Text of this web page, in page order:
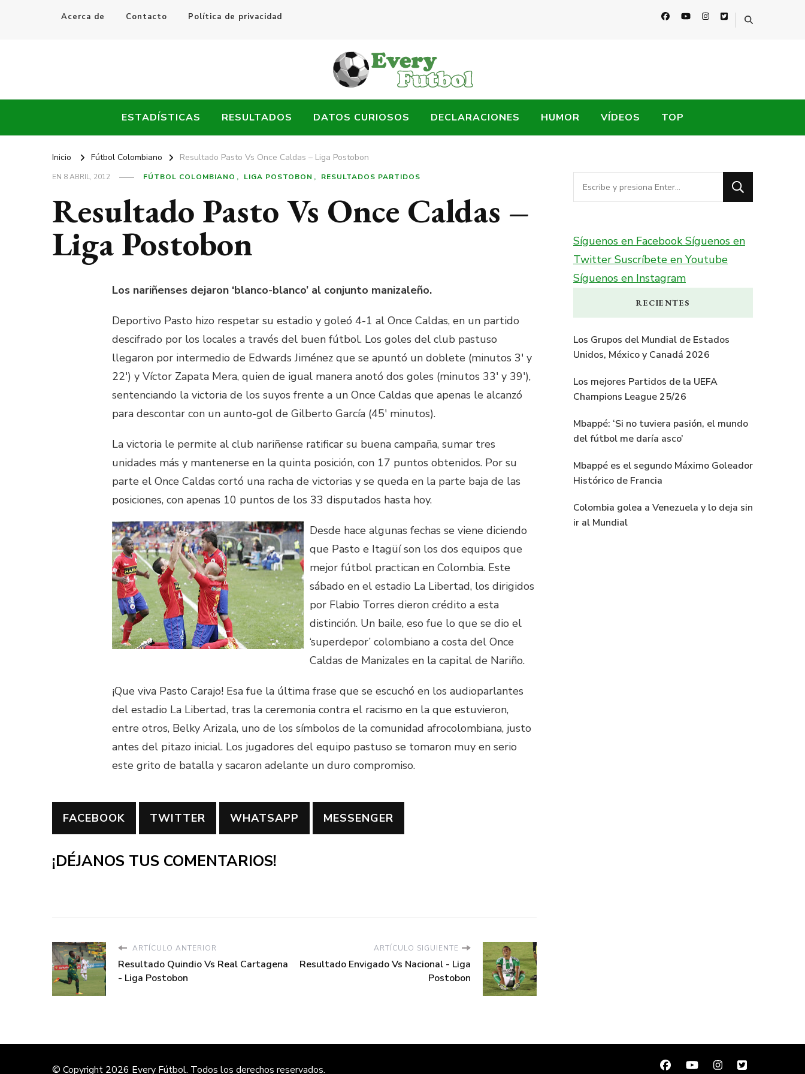
Acerca de Contacto Política de privacidad
Every Fútbol
ESTADÍSTICAS RESULTADOS DATOS CURIOSOS DECLARACIONES HUMOR VÍDEOS TOP
Inicio Fútbol Colombiano Resultado Pasto Vs Once Caldas – Liga Postobon
EN 8 ABRIL, 2012 FÚTBOL COLOMBIANO LIGA POSTOBON RESULTADOS PARTIDOS
Resultado Pasto Vs Once Caldas –
Liga Postobon
Los nariñenses dejaron ‘blanco-blanco’ al conjunto manizaleño.
Deportivo Pasto hizo respetar su estadio y goleó 4-1 al Once Caldas, en un partido
descifrado por los locales a través del buen fútbol. Los goles del club pastuso
llegaron por intermedio de Edwards Jiménez que se apuntó un doblete (minutos 3′ y
22′) y Víctor Zapata Mera, quien de igual manera anotó dos goles (minutos 33′ y 39′),
sentenciando la victoria de los suyos frente a un Once Caldas que apenas le alcanzó
para descontar con un aunto-gol de Gilberto García (45′ minutos).
La victoria le permite al club nariñense ratificar su buena campaña, sumar tres
unidades más y mantenerse en la quinta posición, con 17 puntos obtenidos. Por su
parte el Once Caldas cortó una racha de victorias y se queda en la parte baja de las
posiciones, con apenas 10 puntos de los 33 disputados hasta hoy.
Desde hace algunas fechas se viene diciendo
que Pasto e Itagüí son los dos equipos que
mejor fútbol practican en Colombia. Este
sábado en el estadio La Libertad, los dirigidos
por Flabio Torres dieron crédito a esta
distinción. Un baile, eso fue lo que se dio el
‘superdepor’ colombiano a costa del Once
Caldas de Manizales en la capital de Nariño.
¡Que viva Pasto Carajo! Esa fue la última frase que se escuchó en los audioparlantes
del estadio La Libertad, tras la ceremonia contra el racismo en la que estuvieron,
entre otros, Belky Arizala, uno de los símbolos de la comunidad afrocolombiana, justo
antes del pitazo inicial. Los jugadores del equipo pastuso se tomaron muy en serio
este grito de batalla y sacaron adelante un duro compromiso.
FACEBOOK TWITTER WHATSAPP MESSENGER
¡DÉJANOS TUS COMENTARIOS!
ARTÍCULO ANTERIOR
Resultado Quindio Vs Real Cartagena
- Liga Postobon
ARTÍCULO SIGUIENTE
Resultado Envigado Vs Nacional - Liga
Postobon
¿Buscas
algo?
Síguenos en FacebookSíguenos en
Twitter Suscríbete en Youtube
Síguenos en Instagram
RECIENTES
Los Grupos del Mundial de Estados
Unidos, México y Canadá 2026
Los mejores Partidos de la UEFA
Champions League 25/26
Mbappé: ‘Si no tuviera pasión, el mundo
del fútbol me daría asco’
Mbappé es el segundo Máximo Goleador
Histórico de Francia
Colombia golea a Venezuela y lo deja sin
ir al Mundial
© Copyright 2026 Every Fútbol. Todos los derechos reservados.